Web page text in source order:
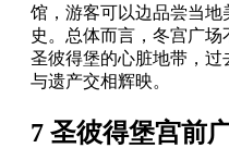
馆，游客可以边品尝当
史。总体而言，冬宫广
圣彼得堡的心脏地带，
与遗产交相辉映。
7 圣彼得堡宫前